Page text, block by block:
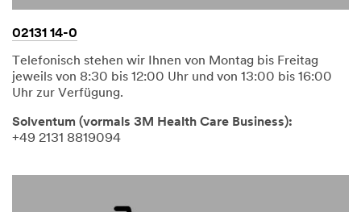
02131 14-0
Telefonisch stehen wir Ihnen von Montag bis Freitag
jeweils von 8:30 bis 12:00 Uhr und von 13:00 bis 16:00
Uhr zur Verfügung.
Solventum (vormals 3M Health Care Business):
+49 2131 8819094